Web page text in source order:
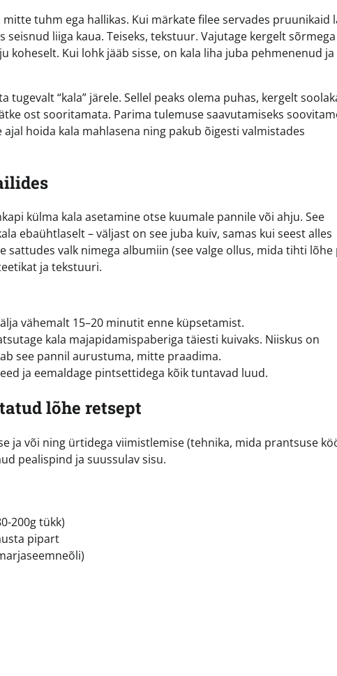
tuhm ega hallikas. Kui märkate filee servades pruunikaid
liiga kaua. Teiseks, tekstuur. Vajutage kergelt
koheselt. Kui lohk jääb sisse, on kala liha juba pehmenenud ja
“kala” järele. Sellel peaks olema puhas, kergelt
ost sooritamata. Parima tulemuse saavutamiseks
hoida kala mahlasena ning pakub õigesti valmistades
külma kala asetamine otse kuumale pannile või ahju. See
ebaühtlaselt – väljast on see juba kuiv, samas kui seest alles
valk nimega albumiin (see valge ollus, mida tihti lõhe
ja tekstuuri.
vähemalt 15–20 minutit enne küpsetamist.
kala majapidamispaberiga täiesti kuivaks. Niiskus on
see pannil aurustuma, mitte praadima.
ja eemaldage pintsettidega kõik tuntavad luud.
lõhe retsept
ja või ning ürtidega viimistlemise (tehnika, mida prantsuse
pealispind ja suussulav sisu.
200g tükk)
pipart